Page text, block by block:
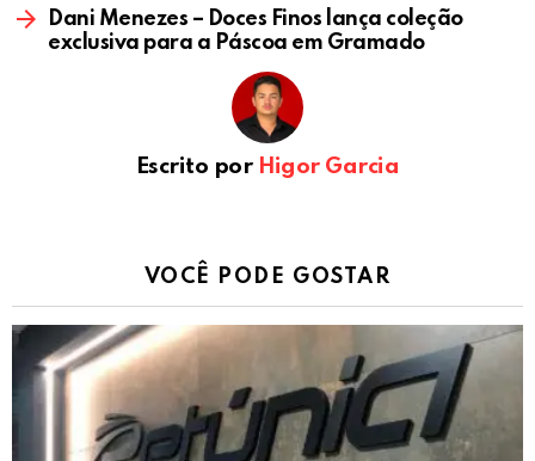
Dani Menezes – Doces Finos lança coleção
exclusiva para a Páscoa em Gramado
Escrito por Higor Garcia
VOCÊ PODE GOSTAR